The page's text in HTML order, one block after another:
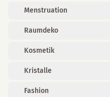
Menstruation
Raumdeko
Kosmetik
Kristalle
Fashion